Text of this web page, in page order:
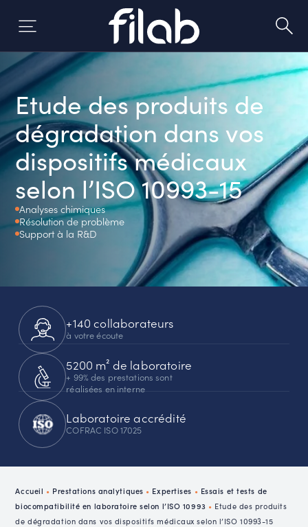
Etude des produits de
dégradation dans vos
dispositifs médicaux
selon l’ISO 10993-15
Analyses chimiques
Résolution de problème
Support à la R&D
+140 collaborateurs
à votre écoute
5200 m² de laboratoire
+ 99% des prestations sont
réalisées en interne
Laboratoire accrédité
COFRAC ISO 17025
Accueil • Prestations analytiques • Expertises • Essais et tests de
biocompatibilité en laboratoire selon l’ISO 10993 • Etude des produits
de dégradation dans vos dispositifs médicaux selon l’ISO 10993-15